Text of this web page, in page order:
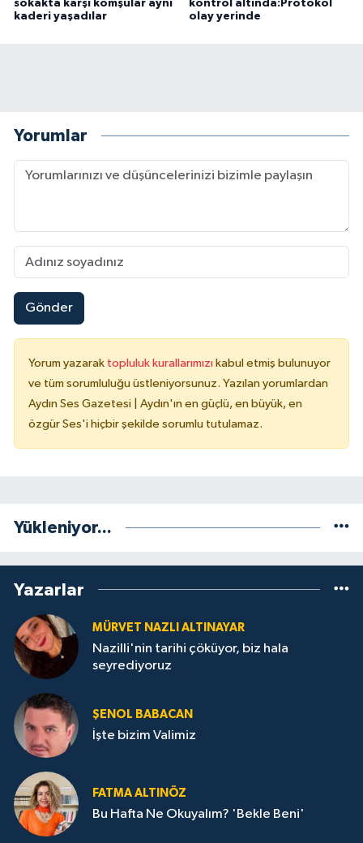
sokakta karşı komşular aynı
kaderi yaşadılar
kontrol altında:Protokol
olay yerinde
Yorumlar
Gönder
Yorum yazarak topluluk kurallarımızı kabul etmiş bulunuyor
ve tüm sorumluluğu üstleniyorsunuz. Yazılan yorumlardan
Aydın Ses Gazetesi | Aydın'ın en güçlü, en büyük, en
özgür Ses'i hiçbir şekilde sorumlu tutulamaz.
Yükleniyor...
Yazarlar
MÜRVET NAZLI ALTINAYAR
Nazilli'nin tarihi çöküyor, biz hala
seyrediyoruz
ŞENOL BABACAN
İşte bizim Valimiz
FATMA ALTINÖZ
Bu Hafta Ne Okuyalım? 'Bekle Beni'